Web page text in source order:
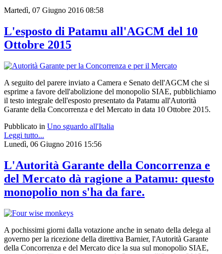
Martedì, 07 Giugno 2016 08:58
L'esposto di Patamu all'AGCM del 10
Ottobre 2015
A seguito del parere inviato a Camera e Senato dell'AGCM che si
esprime a favore dell'abolizione del monopolio SIAE, pubblichiamo
il testo integrale dell'esposto presentato da Patamu all'Autorità
Garante della Concorrenza e del Mercato in data 10 Ottobre 2015.
Pubblicato in Uno sguardo all'Italia
Leggi tutto...
Lunedì, 06 Giugno 2016 15:56
L'Autorità Garante della Concorrenza e
del Mercato dà ragione a Patamu: questo
monopolio non s'ha da fare.
A pochissimi giorni dalla votazione anche in senato della delega al
governo per la ricezione della direttiva Barnier, l'Autorità Garante
della Concorrenza e del Mercato dice la sua sul monopolio SIAE,